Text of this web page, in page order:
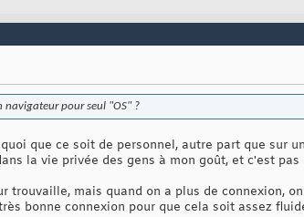
navigateur pour seul "OS" ?
que ce soit de personnel, autre part que sur
la vie privée des gens à mon goût, et c'est
trouvaille, mais quand on a plus de connexion,
bonne connexion pour que cela soit assez